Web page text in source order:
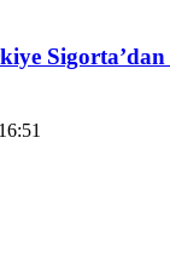
Sigorta’dan